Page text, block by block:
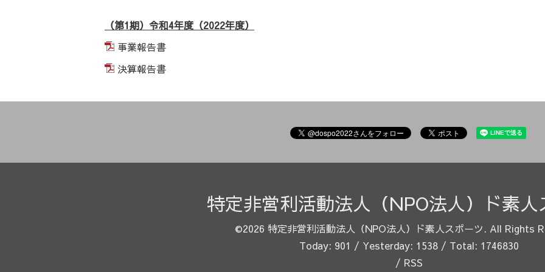
（第1期）令和4年度（2022年度）
事業報告書
決算報告書
特定非営利活動法人（NPO法人）ド素人
©2026 特定非営利活動法人（NPO法人）ド素人スポーツ. All Rights
Today: 901 / Yesterday: 1538/ Total: 1746830
/ RSS